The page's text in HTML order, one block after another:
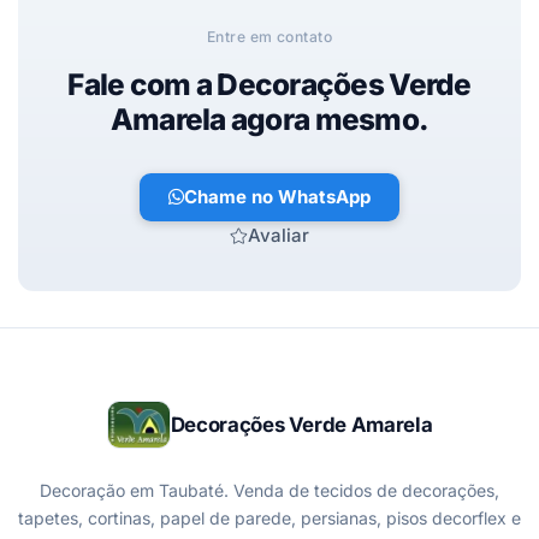
Entre em contato
Fale com a Decorações Verde
Amarela agora mesmo.
Chame no WhatsApp
Avaliar
Decorações Verde Amarela
Decoração em Taubaté. Venda de tecidos de decorações,
tapetes, cortinas, papel de parede, persianas, pisos decorflex e